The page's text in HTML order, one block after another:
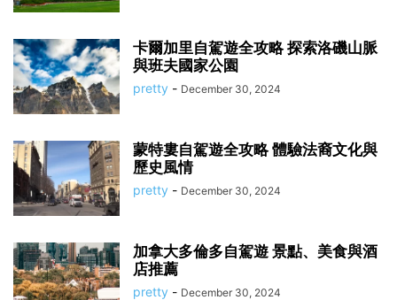
卡爾加里自駕遊全攻略 探索洛磯山脈
與班夫國家公園
pretty - December 30, 2024
蒙特婁自駕遊全攻略 體驗法裔文化與
歷史風情
pretty - December 30, 2024
加拿大多倫多自駕遊 景點、美食與酒
店推薦
pretty - December 30, 2024